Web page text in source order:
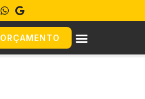
ORÇAMENTO